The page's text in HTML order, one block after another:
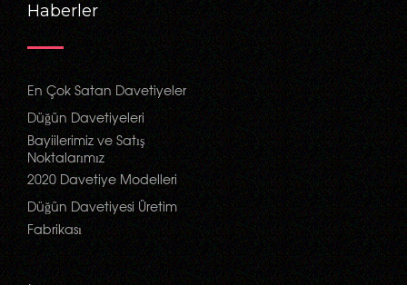
Haberler
En Çok Satan Davetiyeler
Düğün Davetiyeleri
Bayiilerimiz ve Satış
Noktalarımız
2020 Davetiye Modelleri
Düğün Davetiyesi Üretim
Fabrikası